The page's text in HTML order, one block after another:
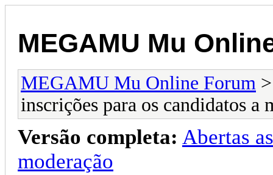
MEGAMU Mu
MEGAMU Mu Online Forum
inscrições para os candidatos a
Versão completa: Abertas
moderação